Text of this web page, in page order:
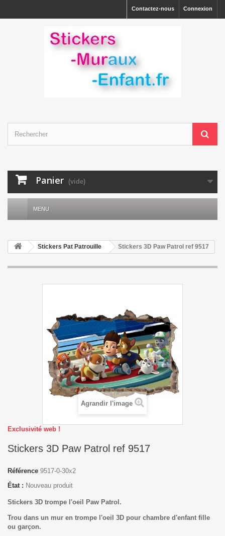
Connexion
Contactez-nous
Panier (vide)
MENU
Stickers Pat Patrouille Stickers 3D Paw Patrol ref 9517
Agrandir l'image
Exclusivité web !
Stickers 3D Paw Patrol ref 9517
Référence 9517-0-30x2
État : Nouveau produit
Stickers 3D trompe l'oeil Paw Patrol.
Trou dans un mur en trompe l'oeil 3D pour chambre d'enfant fille
ou garçon.